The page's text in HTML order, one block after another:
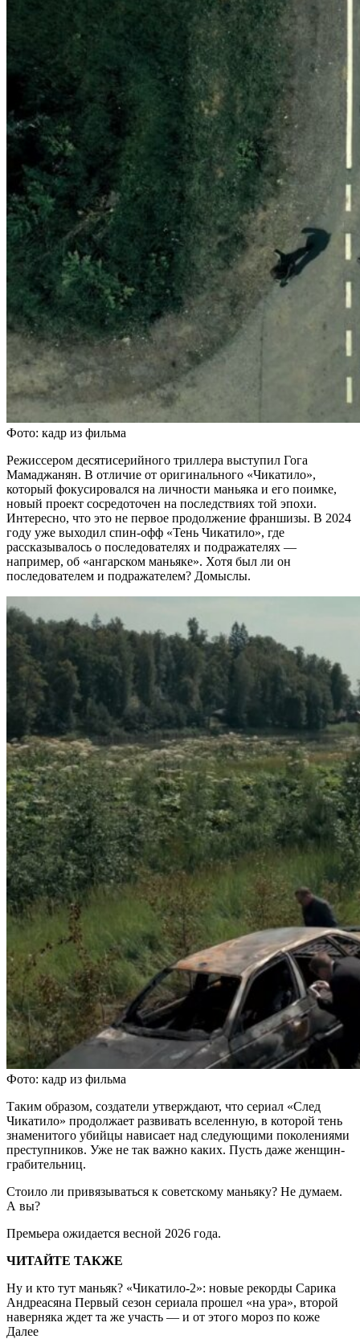
Фото: кадр из фильма
Режиссером десятисерийного триллера выступил Гога
Мамаджанян. В отличие от оригинального «Чикатило»,
который фокусировался на личности маньяка и его поимке,
новый проект сосредоточен на последствиях той эпохи.
Интересно, что это не первое продолжение франшизы. В 2024
году уже выходил спин-офф «Тень Чикатило», где
рассказывалось о последователях и подражателях —
например, об «ангарском маньяке». Хотя был ли он
последователем и подражателем? Домыслы.
Фото: кадр из фильма
Таким образом, создатели утверждают, что сериал «След
Чикатило» продолжает развивать вселенную, в которой тень
знаменитого убийцы нависает над следующими поколениями
преступников. Уже не так важно каких. Пусть даже женщин-
грабительниц.
Стоило ли привязываться к советскому маньяку? Не думаем.
А вы?
Премьера ожидается весной 2026 года.
ЧИТАЙТЕ ТАКЖЕ
Ну и кто тут маньяк? «Чикатило-2»: новые рекорды Сарика
Андреасяна Первый сезон сериала прошел «на ура», второй
наверняка ждет та же участь — и от этого мороз по коже
Далее